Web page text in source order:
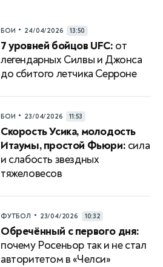
БОИ • 24/04/2026 13:50
7 уровней бойцов UFC: от
легендарных Силвы и Джонса
до сбитого летчика Серроне
БОИ • 23/04/2026 11:53
Скорость Усика, молодость
Итаумы, простой Фьюри: сила
и слабость звездных
тяжеловесов
ФУТБОЛ • 23/04/2026 10:32
Обречённый с первого дня:
почему Росеньор так и не стал
авторитетом в «Челси»